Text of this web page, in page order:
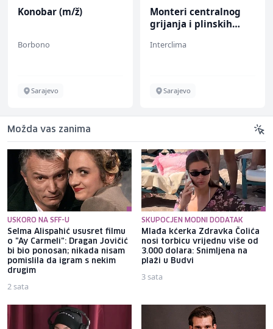
Konobar (m/ž)
Borbono
Sarajevo
Monteri centralnog
grijanja i plinskih
Interclima
Sarajevo
Možda vas zanima
USKORO NA SFF-U
Selma Alispahić ususret filmu
o "Ay Carmeli": Dragan Jovičić
bi bio ponosan; nikada nisam
pomislila da igram s nekim
drugim
2 sata
SKUPOCJEN MODNI DODATAK
Mlađa kćerka Zdravka Čolića
nosi torbicu vrijednu više od
3.000 dolara: Snimljena na
plaži u Budvi
3 sata